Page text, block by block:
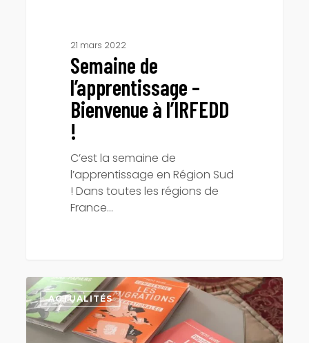
21 mars 2022
Semaine de
l’apprentissage –
Bienvenue à l’IRFEDD
!
C’est la semaine de
l’apprentissage en Région Sud
! Dans toutes les régions de
France…
Retour
sur
la
journée
ACTUALITÉS